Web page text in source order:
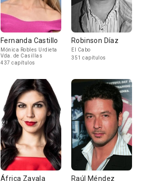
Fernanda Castillo
Mónica Robles Urdieta
Vda. de Casillas
437 capítulos
Robinson Díaz
El Cabo
351 capítulos
África Zavala Raúl Méndez